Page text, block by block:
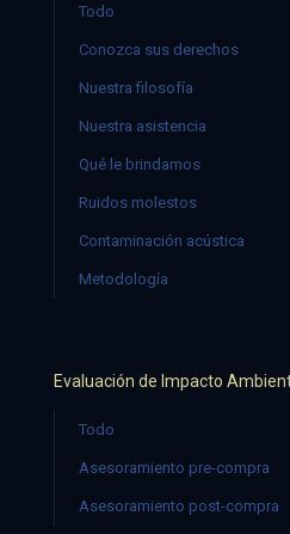
Todo
Conozca sus derechos
Nuestra filosofía
Nuestra asistencia
Qué le brindamos
Ruidos molestos
Contaminación acústica
Metodología
Evaluación de Impacto
Todo
Asesoramiento pre-compra
Asesoramiento post-compra